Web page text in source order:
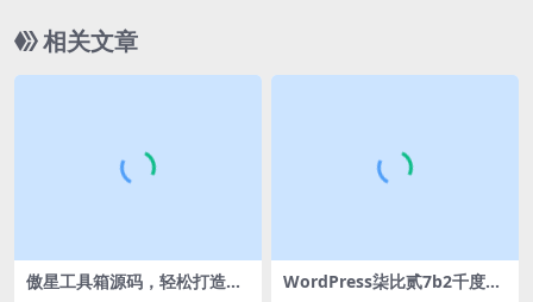
相关文章
傲星工具箱源码，轻松打造个
WordPress柒比贰7b2千度子